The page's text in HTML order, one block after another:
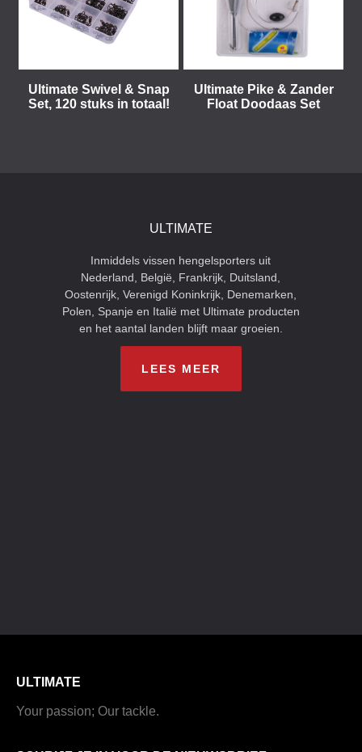
Ultimate Swivel & Snap
Set, 120 stuks in totaal!
Ultimate Pike & Zander
Float Doodaas Set
ULTIMATE
Inmiddels vissen hengelsporters uit
Nederland, België, Frankrijk, Duitsland,
Oostenrijk, Verenigd Koninkrijk, Denemarken,
Polen, Spanje en Italië met Ultimate producten
en het aantal landen blijft maar groeien.
LEES MEER
ULTIMATE
Your passion; Our tackle.